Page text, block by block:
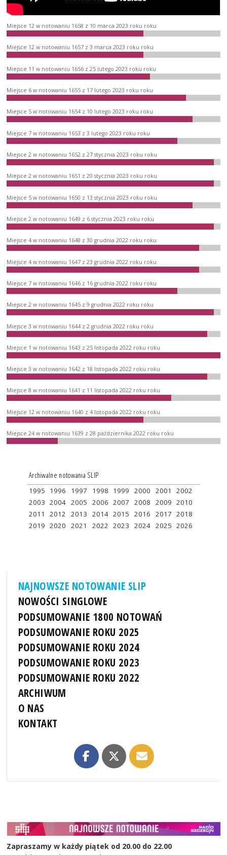
Miejsce 12 w notowaniu 1658 z 10 marca 2023 roku roku
Miejsce 12 w notowaniu 1657 z 3 marca 2023 roku roku
Miejsce 11 w notowaniu 1656 z 25 lutego 2023 roku roku
Miejsce 6 w notowaniu 1655 z 17 lutego 2023 roku roku
Miejsce 5 w notowaniu 1654 z 10 lutego 2023 roku roku
Miejsce 7 w notowaniu 1653 z 3 lutego 2023 roku roku
Miejsce 2 w notowaniu 1652 z 27 stycznia 2023 roku roku
Miejsce 2 w notowaniu 1651 z 20 stycznia 2023 roku roku
Miejsce 5 w notowaniu 1650 z 13 stycznia 2023 roku roku
Miejsce 2 w notowaniu 1649 z 6 stycznia 2023 roku roku
Miejsce 4 w notowaniu 1648 z 30 grudnia 2022 roku roku
Miejsce 4 w notowaniu 1647 z 23 grudnia 2022 roku roku
Miejsce 7 w notowaniu 1646 z 16 grudnia 2022 roku roku
Miejsce 2 w notowaniu 1645 z 9 grudnia 2022 roku roku
Miejsce 3 w notowaniu 1644 z 2 grudnia 2022 roku roku
Miejsce 1 w notowaniu 1643 z 25 listopada 2022 roku roku
Miejsce 3 w notowaniu 1642 z 18 listopada 2022 roku roku
Miejsce 8 w notowaniu 1641 z 11 listopada 2022 roku roku
Miejsce 12 w notowaniu 1640 z 4 listopada 2022 roku roku
Miejsce 24 w notowaniu 1639 z 28 października 2022 roku roku
Archiwalne notowania SLIP
1995 1996 1997 1998 1999 2000 2001
2002
2003 2004 2005 2006 2007 2008 2009 2010
2011
2012 2013 2014 2015 2016 2017 2018
2019 2020 2021 2022 2023 2024 2025 2026
NAJNOWSZE NOTOWANIE SLIP
NOWOŚCI SINGLOWE
PODSUMOWANIE 1800 NOTOWAŃ
PODSUMOWANIE ROKU 2025
PODSUMOWANIE ROKU 2024
PODSUMOWANIE ROKU 2023
PODSUMOWANIE ROKU 2022
ARCHIWUM
O NAS
KONTAKT
Zapraszamy w każdy piątek od 20.00 do 22.00